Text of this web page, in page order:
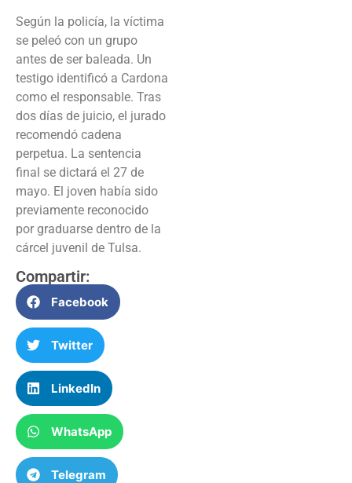
Según la policía, la víctima
se peleó con un grupo
antes de ser baleada. Un
testigo identificó a Cardona
como el responsable. Tras
dos días de juicio, el jurado
recomendó cadena
perpetua. La sentencia
final se dictará el 27 de
mayo. El joven había sido
previamente reconocido
por graduarse dentro de la
cárcel juvenil de Tulsa.
Compartir:
Facebook
Twitter
LinkedIn
WhatsApp
Telegram